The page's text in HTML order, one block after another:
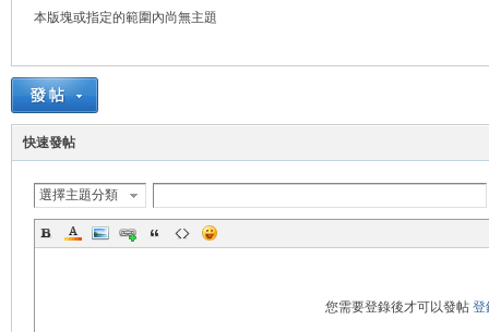
管
本版塊或指定的範圍內尚無主題
快速發帖
選擇主題分類
您需要登錄後才可以發帖 登